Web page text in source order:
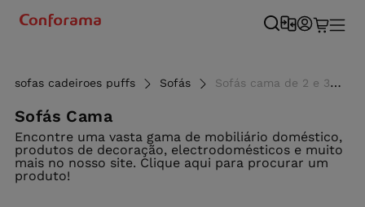
sofas cadeiroes puffs Sofás Sofás cama de 2 e 3 lugares - Conforama
Sofás Cama
Encontre uma vasta gama de mobiliário doméstico,
produtos de decoração, electrodomésticos e muito
mais no nosso site. Clique aqui para procurar um
produto!